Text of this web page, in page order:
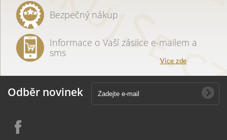
Bezpečný nákup
Informace o Vaší zásilce e-mailem a
sms
Více zde
Odběr novinek